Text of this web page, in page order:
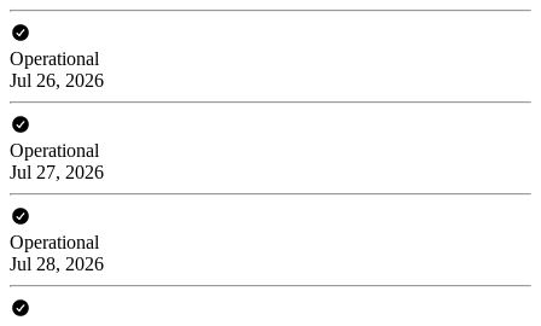
Operational
Jul 26, 2026
Operational
Jul 27, 2026
Operational
Jul 28, 2026